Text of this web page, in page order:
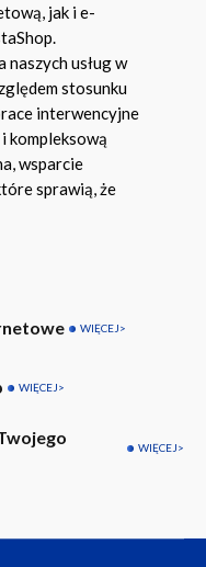
jak i e-
usług w
stosunku
interwencyjne
kompleksową
wsparcie
sprawią, że
WIĘCEJ
WIĘCEJ
WIĘCEJ